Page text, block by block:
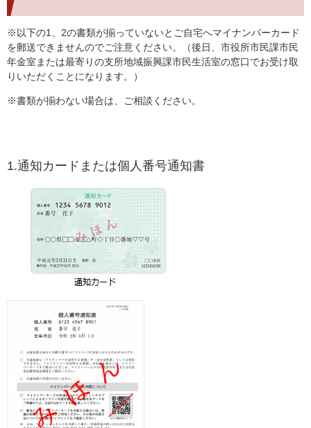
※以下の1、2の書類が揃っていないとご自宅へマイナンバーカード
を郵送できませんのでご注意ください。（後日、市役所市民課市民
年金室または最寄りの支所地域振興課市民生活室の窓口でお受け取
りいただくことになります。）
※書類が揃わない場合は、ご相談ください。
1.通知カードまたは個人番号通知書